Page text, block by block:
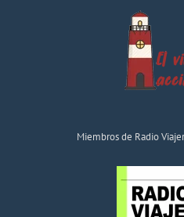
Miembros de Radio